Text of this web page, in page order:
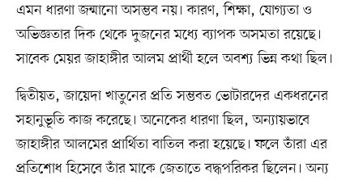
এমন ধারণা জন্মানো অসম্ভব নয়। কারণ, শিক্ষা, যোগ্যতা ও
অভিজ্ঞতার দিক থেকে দুজনের মধ্যে ব্যাপক অসমতা রয়েছে।
সাবেক মেয়র জাহাঙ্গীর আলম প্রার্থী হলে অবশ্য ভিন্ন কথা ছিল।
দ্বিতীয়ত, জায়েদা খাতুনের প্রতি সম্ভবত ভোটারদের একধরনের
সহানুভূতি কাজ করেছে। অনেকের ধারণা ছিল, অন্যায়ভাবে
জাহাঙ্গীর আলমের প্রার্থিতা বাতিল করা হয়েছে। ফলে তাঁরা এর
প্রতিশোধ হিসেবে তাঁর মাকে জেতাতে বদ্ধপরিকর ছিলেন। অন্য